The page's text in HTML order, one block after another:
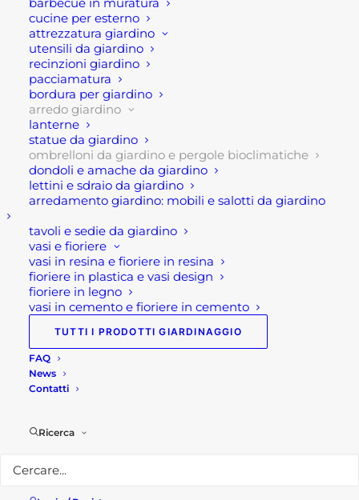
cucine per esterno
attrezzatura giardino
utensili da giardino
recinzioni giardino
pacciamatura
bordura per giardino
arredo giardino
lanterne
statue da giardino
ombrelloni da giardino e pergole bioclimatiche
dondoli e amache da giardino
lettini e sdraio da giardino
arredamento giardino: mobili e salotti da giardino
tavoli e sedie da giardino
vasi e fioriere
vasi in resina e fioriere in resina
fioriere in plastica e vasi design
fioriere in legno
vasi in cemento e fioriere in cemento
TUTTI I PRODOTTI GIARDINAGGIO
FAQ
News
Contatti
Ricerca
la copertura in pvc, offrendo protezione variabile
contro il sole o la pioggia leggera.
In aggiunta, la sua funzionalità e la sua linea
minimale la rendono particolarmente adatta per
terrazze, giardini o spazi outdoor dove si cerca un
equilibrio tra praticità e stile.
Inoltre la pergola possiede un sistema integrato di
illuminazione a led che contribuisce a rendere lo
spazio esterno confortevole e piacevo in qualsiasi
momento della giornata.
Caratteristiche tecniche:
Dimensioni: cm 390 l x 291 p x 255 h
colore: antracite , grigio scuro
Tipologia: automatica – motorizzata
Materiale : alluminio e pvc
Pali portanti 100x100x2547 mm
Base ancoraggio: 130x130mm